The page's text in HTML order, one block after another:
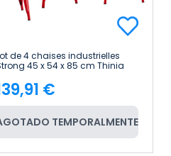
de 4 chaises industrielles
45 x 54 x 85 cm Thinia
€
TEMPORALMENTE